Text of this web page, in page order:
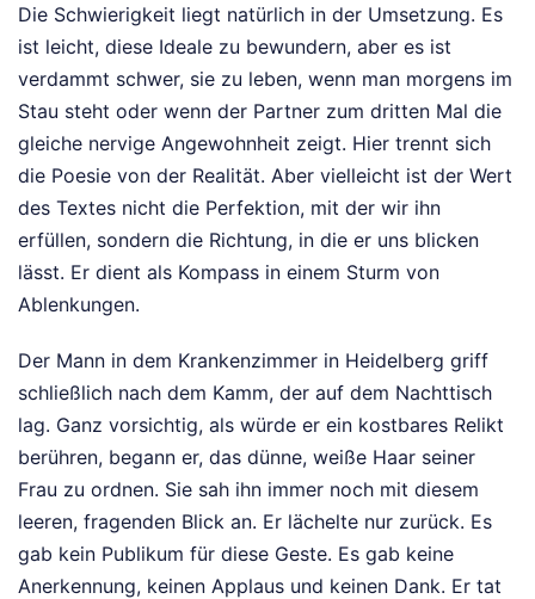
Die Schwierigkeit liegt natürlich in der Umsetzung. Es
ist leicht, diese Ideale zu bewundern, aber es ist
verdammt schwer, sie zu leben, wenn man morgens im
Stau steht oder wenn der Partner zum dritten Mal die
gleiche nervige Angewohnheit zeigt. Hier trennt sich
die Poesie von der Realität. Aber vielleicht ist der Wert
des Textes nicht die Perfektion, mit der wir ihn
erfüllen, sondern die Richtung, in die er uns blicken
lässt. Er dient als Kompass in einem Sturm von
Ablenkungen.
Der Mann in dem Krankenzimmer in Heidelberg griff
schließlich nach dem Kamm, der auf dem Nachttisch
lag. Ganz vorsichtig, als würde er ein kostbares Relikt
berühren, begann er, das dünne, weiße Haar seiner
Frau zu ordnen. Sie sah ihn immer noch mit diesem
leeren, fragenden Blick an. Er lächelte nur zurück. Es
gab kein Publikum für diese Geste. Es gab keine
Anerkennung, keinen Applaus und keinen Dank. Er tat